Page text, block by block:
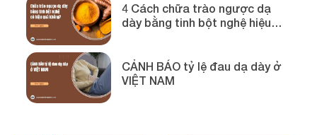
4 Cách chữa trào ngược dạ
dày bằng tinh bột nghệ hiệu
CẢNH BÁO tỷ lệ đau dạ dày ở
VIỆT NAM